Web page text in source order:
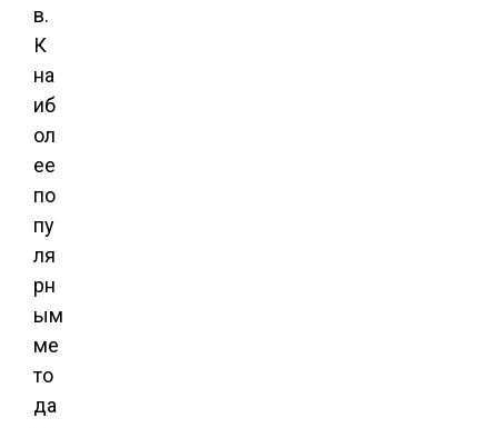
в.
К
на
иб
ол
ее
по
пу
ля
рн
ым
ме
то
да